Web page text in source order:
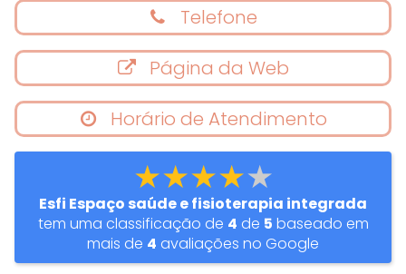
Telefone
Página da Web
Horário de Atendimento
★★★★★
Esfi Espaço saúde e fisioterapia integrada
tem uma classificação de 4 de 5 baseado em
mais de 4 avaliações no Google